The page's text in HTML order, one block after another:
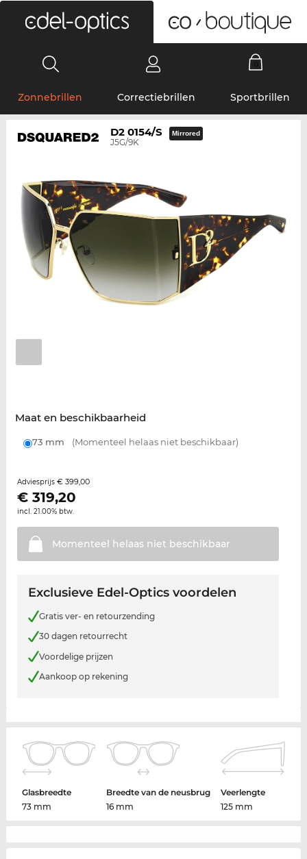
Zonnebrillen Correctiebrillen Sportbrillen
D2 0154/S
J5G/9K
Mirrored
Maat en beschikbaarheid
73 mm (Momenteel helaas niet beschikbaar)
Adviesprijs € 399,00
€ 319,20
incl. 21.00% btw.
Momenteel helaas niet beschikbaar
Exclusieve Edel-Optics voordelen
Gratis ver- en retourzending
30 dagen retourrecht
Voordelige prijzen
Aankoop op rekening
Glasbreedte
73 mm
Breedte van de neusbrug
16 mm
Veerlengte
125 mm